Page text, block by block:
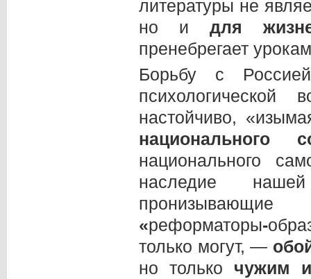
литературы не
но и для
пренебрегает
Борьбу с
настойчиво,
национального
национального
наследие
«реформаторы-
только могут, —
но только чужим